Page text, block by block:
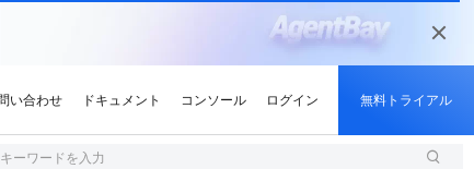
キーワードを入力